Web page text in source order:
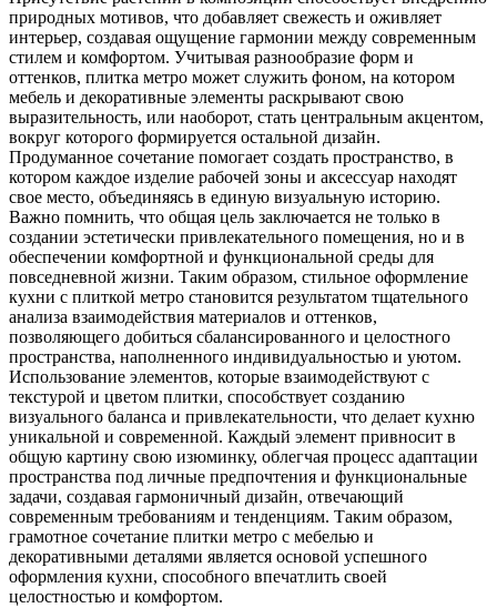
природных мотивов, что добавляет свежесть и оживляет
интерьер, создавая ощущение гармонии между современным
стилем и комфортом. Учитывая разнообразие форм и
оттенков, плитка метро может служить фоном, на котором
мебель и декоративные элементы раскрывают свою
выразительность, или наоборот, стать центральным акцентом,
вокруг которого формируется остальной дизайн.
Продуманное сочетание помогает создать пространство, в
котором каждое изделие рабочей зоны и аксессуар находят
свое место, объединяясь в единую визуальную историю.
Важно помнить, что общая цель заключается не только в
создании эстетически привлекательного помещения, но и в
обеспечении комфортной и функциональной среды для
повседневной жизни. Таким образом, стильное оформление
кухни с плиткой метро становится результатом тщательного
анализа взаимодействия материалов и оттенков,
позволяющего добиться сбалансированного и целостного
пространства, наполненного индивидуальностью и уютом.
Использование элементов, которые взаимодействуют с
текстурой и цветом плитки, способствует созданию
визуального баланса и привлекательности, что делает кухню
уникальной и современной. Каждый элемент привносит в
общую картину свою изюминку, облегчая процесс адаптации
пространства под личные предпочтения и функциональные
задачи, создавая гармоничный дизайн, отвечающий
современным требованиям и тенденциям. Таким образом,
грамотное сочетание плитки метро с мебелью и
декоративными деталями является основой успешного
оформления кухни, способного впечатлить своей
целостностью и комфортом.